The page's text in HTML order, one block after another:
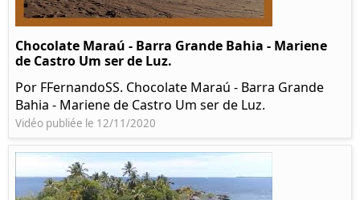
Chocolate Maraú - Barra Grande Bahia - Mariene
de Castro Um ser de Luz.
Por FFernandoSS. Chocolate Maraú - Barra Grande
Bahia - Mariene de Castro Um ser de Luz.
Vidéo publiée le 12/11/2020